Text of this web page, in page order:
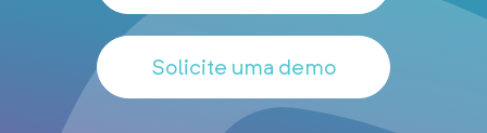
Solicite uma demo